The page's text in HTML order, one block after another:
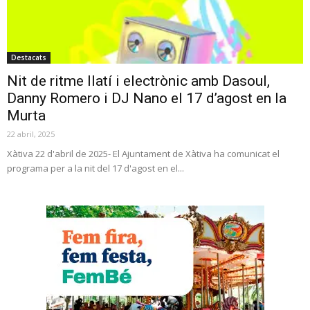
Destacats
Nit de ritme llatí i electrònic amb Dasoul,
Danny Romero i DJ Nano el 17 d’agost en la
Murta
22 abril, 2025
Xàtiva 22 d'abril de 2025- El Ajuntament de Xàtiva ha comunicat el
programa per a la nit del 17 d'agost en el...